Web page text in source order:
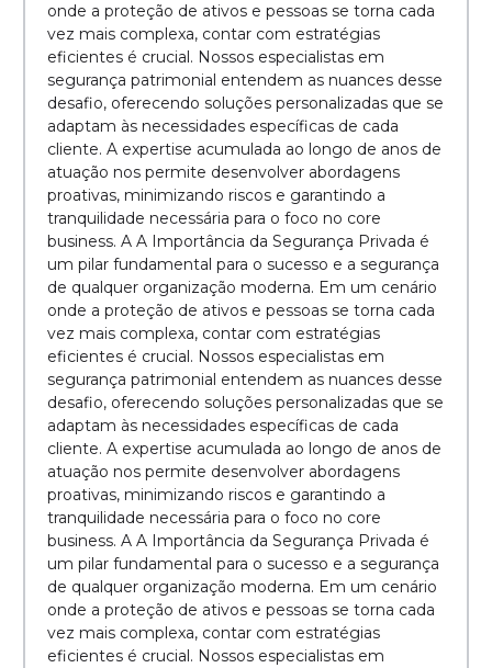
onde a proteção de ativos e pessoas se torna cada
vez mais complexa, contar com estratégias
eficientes é crucial. Nossos especialistas em
segurança patrimonial entendem as nuances desse
desafio, oferecendo soluções personalizadas que se
adaptam às necessidades específicas de cada
cliente. A expertise acumulada ao longo de anos de
atuação nos permite desenvolver abordagens
proativas, minimizando riscos e garantindo a
tranquilidade necessária para o foco no core
business. A A Importância da Segurança Privada é
um pilar fundamental para o sucesso e a segurança
de qualquer organização moderna. Em um cenário
onde a proteção de ativos e pessoas se torna cada
vez mais complexa, contar com estratégias
eficientes é crucial. Nossos especialistas em
segurança patrimonial entendem as nuances desse
desafio, oferecendo soluções personalizadas que se
adaptam às necessidades específicas de cada
cliente. A expertise acumulada ao longo de anos de
atuação nos permite desenvolver abordagens
proativas, minimizando riscos e garantindo a
tranquilidade necessária para o foco no core
business. A A Importância da Segurança Privada é
um pilar fundamental para o sucesso e a segurança
de qualquer organização moderna. Em um cenário
onde a proteção de ativos e pessoas se torna cada
vez mais complexa, contar com estratégias
eficientes é crucial. Nossos especialistas em